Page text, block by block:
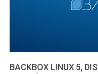
BACKBOX LINUX 5,